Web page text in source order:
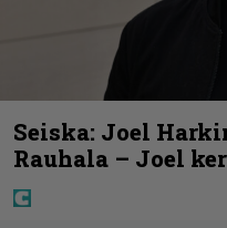
Seiska: Joel
Rauhala – Joel